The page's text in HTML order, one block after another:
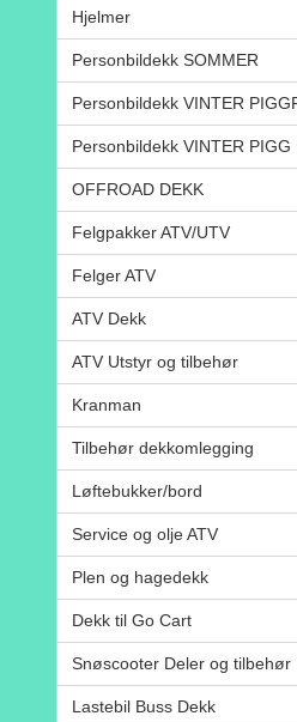
Hjelmer
Personbildekk SOMMER
Personbildekk VINTER
Personbildekk VINTER PIGG
OFFROAD DEKK
Felgpakker ATV/UTV
Felger ATV
ATV Dekk
ATV Utstyr og tilbehør
Kranman
Tilbehør dekkomlegging
Løftebukker/bord
Service og olje ATV
Plen og hagedekk
Dekk til Go Cart
Snøscooter Deler og tilbehør
Lastebil Buss Dekk